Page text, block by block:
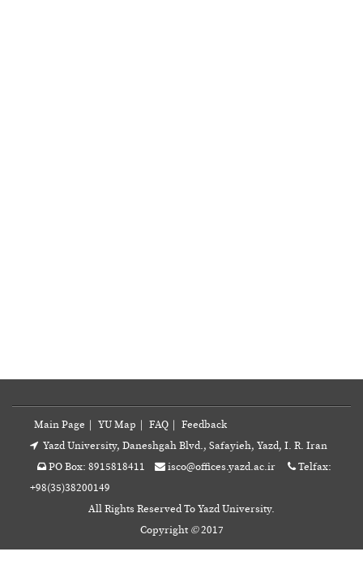
Main Page YU Map FAQ
Feedback
Yazd University, Daneshgah Blvd., Safayieh, Yazd, I. R. Iran
PO Box: 8915818411
isco@offices.yazd.ac.ir
Telfax:
+98(35)38200149
All Rights Reserved To Yazd University.
Copyright ©2017